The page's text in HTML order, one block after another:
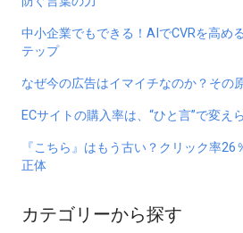
中小企業でもできる！AIでCVRを高め
テップ
なぜ今の広告はイマイチなのか？その
ECサイトの購入率は、“ひと言”で変え
『こちら』はもう古い？クリック率
正体
カテゴリーから探す